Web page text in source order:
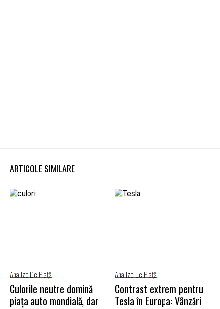
ARTICOLE SIMILARE
Analize De Piață
Culorile neutre domină
piața auto mondială, dar
Analize De Piață
Contrast extrem pentru
Tesla în Europa: Vânzări